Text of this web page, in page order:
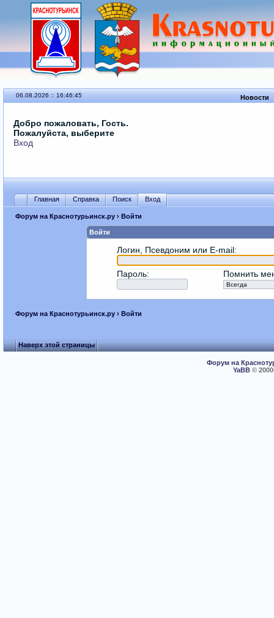
06.08.2026 :: 16:46:45 Новости
Добро пожаловать, Гость.
Пожалуйста, выберите
Вход
Главная Справка Поиск Вход
Форум на Краснотурьинск.ру› Войти
Войти
Логин, Псевдоним или E-mail:
Пароль: Помнить
Форум на Краснотурьинск.ру› Войти
Наверх этой страницы
Форум на
YaBB©